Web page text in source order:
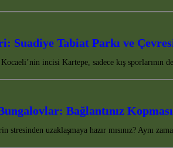
Suadiye Tabiat Parkı ve
incisi Kartepe, sadece kış sporlarının
Bağlantınız
uzaklaşmaya hazır mısınız? Aynı